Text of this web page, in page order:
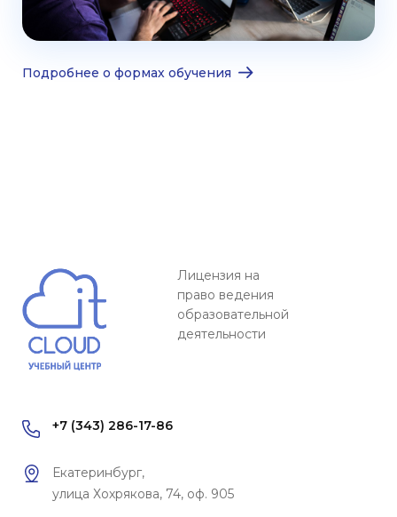
Подробнее о формах обучения
Лицензия на
право ведения
образовательной
деятельности
+7 (343) 286-17-86
Екатеринбург,
улица Хохрякова, 74, оф. 905